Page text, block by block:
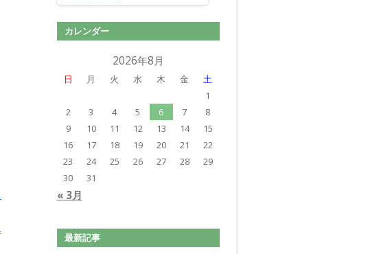
カレンダー
2026年8月
日 月 火 水 木 金 土
« 3月
1
2
3 4 5 6 7
8
9
10 11 12 13 14
15
16
17 18 19 20 21
22
23
24 25 26 27 28
29
30
31
最新記事